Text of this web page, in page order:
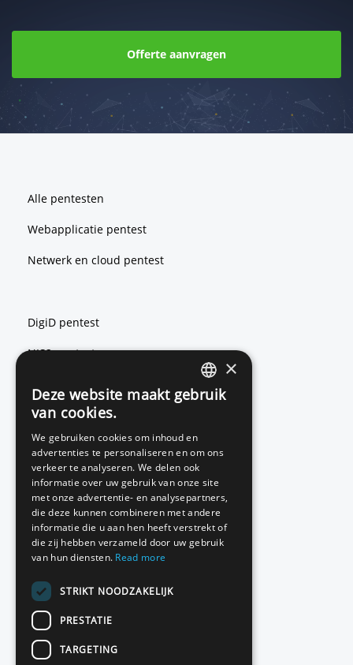
Offerte aanvragen
Alle pentesten
Webapplicatie pentest
Netwerk en cloud pentest
DigiD pentest
NIS2 pentest
Red teaming
Basic Scan
Source code review
Pakketten en prijzen
Klantreferenties
ENGLISH
×
Deze website maakt gebruik
van cookies.
We gebruiken cookies om inhoud en
advertenties te personaliseren en om ons
verkeer te analyseren. We delen ook
informatie over uw gebruik van onze site
met onze advertentie- en analysepartners,
die deze kunnen combineren met andere
informatie die u aan hen heeft verstrekt of
die zij hebben verzameld door uw gebruik
van hun diensten. Read more
STRIKT NOODZAKELIJK
PRESTATIE
TARGETING